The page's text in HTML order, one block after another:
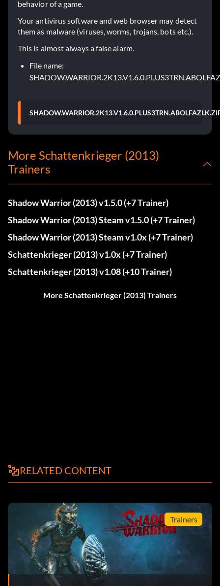
behavior of a game.
Your antivirus software and web browser may detect
them as malware (viruses, worms, trojans, bots etc.).
This is almost always a false alarm.
File name:
More Schattenkrieger (2013)
Trainers
Shadow Warrior (2013) v1.5.0 (+7 Trainer)
Shadow Warrior (2013) Steam v1.5.0 (+7 Trainer)
Shadow Warrior (2013) Steam v1.0x (+7 Trainer)
Schattenkrieger (2013) v1.0x (+7 Trainer)
Schattenkrieger (2013) v1.08 (+10 Trainer)
More Schattenkrieger (2013) Trainers
RELATED CONTENT
Trainers